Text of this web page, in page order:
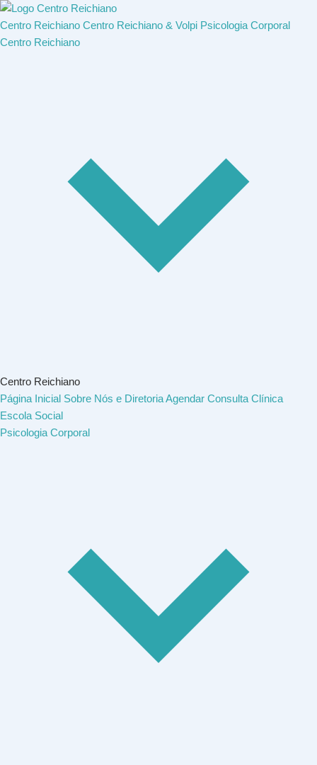
Centro Reichiano Centro Reichiano & Volpi Psicologia Corporal
Centro Reichiano
Centro Reichiano
Página Inicial Sobre Nós e DiretoriaAgendar Consulta Clínica
Escola Social
Psicologia Corporal